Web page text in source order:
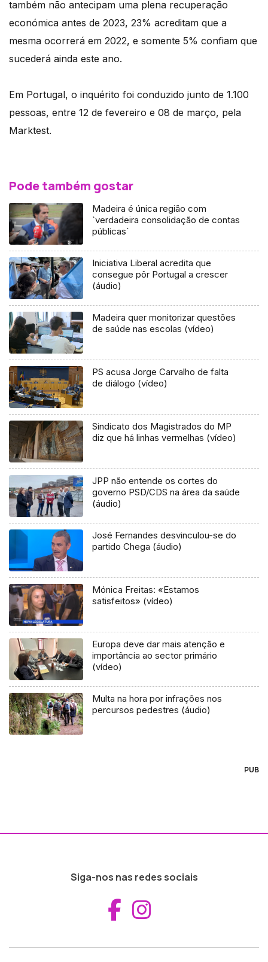
também não antecipam uma plena recuperação
económica antes de 2023, 23% acreditam que a
mesma ocorrerá em 2022, e somente 5% confiam que
sucederá ainda este ano.
Em Portugal, o inquérito foi conduzido junto de 1.100
pessoas, entre 12 de fevereiro e 08 de março, pela
Marktest.
Pode também gostar
Madeira é única região com
`verdadeira consolidação de contas
públicas`
Iniciativa Liberal acredita que
consegue pôr Portugal a crescer
(áudio)
Madeira quer monitorizar questões
de saúde nas escolas (vídeo)
PS acusa Jorge Carvalho de falta
de diálogo (vídeo)
Sindicato dos Magistrados do MP
diz que há linhas vermelhas (vídeo)
JPP não entende os cortes do
governo PSD/CDS na área da saúde
(áudio)
José Fernandes desvinculou-se do
partido Chega (áudio)
Mónica Freitas: «Estamos
satisfeitos» (vídeo)
Europa deve dar mais atenção e
importância ao sector primário
(vídeo)
Multa na hora por infrações nos
percursos pedestres (áudio)
PUB
Siga-nos nas redes sociais
Aceder ao